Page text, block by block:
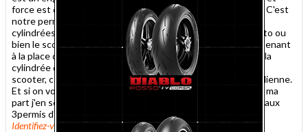
force est de constater qu'il le reste dans la plupart des cas. C'est
notre permis +de 125cm3 qui détourne les gens vers des
cylindrées de suite plus importantes que ce soit pour la moto ou
bien le scooter; d'ailleurs on apprend sur des 650cm3 maintenant
à la place des feus 500cm3! Pourtant raison gardons. C'est la
cylindrée qui offre le meilleur rapport légèreté/efficacité en
scooter, ce qui est très agréable dans une utilisation quotidienne.
Et si on voulait bien revenir à ces cylindrées en motos, pour ma
part j'en serais ravi (250 à 500cm3). Faut-il pour cela revenir aux
3permis d'antan? (125, 125 à 400, +de 400cm3)
Identifiez-vouspour publier un commentaire Signaler un abus